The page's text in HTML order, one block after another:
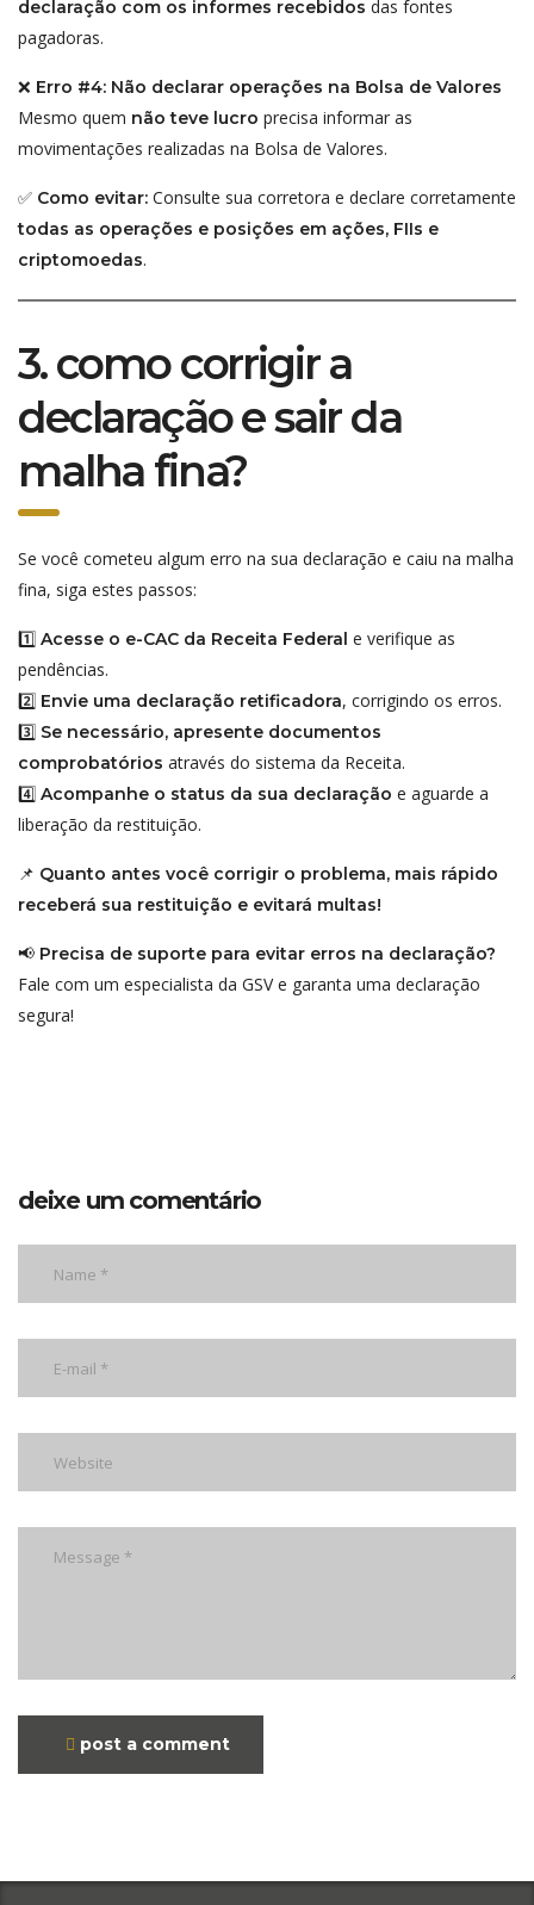
declaração com os informes recebidos das fontes
pagadoras.
❌ Erro #4: Não declarar operações na Bolsa de Valores
Mesmo quem não teve lucro precisa informar as
movimentações realizadas na Bolsa de Valores.
✅ Como evitar: Consulte sua corretora e declare corretamente
todas as operações e posições em ações, FIIs e
criptomoedas.
3. como corrigir a
declaração e sair da
malha fina?
Se você cometeu algum erro na sua declaração e caiu na malha
fina, siga estes passos:
1️⃣ Acesse o e-CAC da Receita Federal e verifique as
pendências.
2️⃣ Envie uma declaração retificadora, corrigindo os erros.
3️⃣ Se necessário, apresente documentos
comprobatórios através do sistema da Receita.
4️⃣ Acompanhe o status da sua declaração e aguarde a
liberação da restituição.
📌 Quanto antes você corrigir o problema, mais rápido
receberá sua restituição e evitará multas!
📢 Precisa de suporte para evitar erros na declaração?
Fale com um especialista da GSV e garanta uma declaração
segura!
deixe um comentário
post a comment